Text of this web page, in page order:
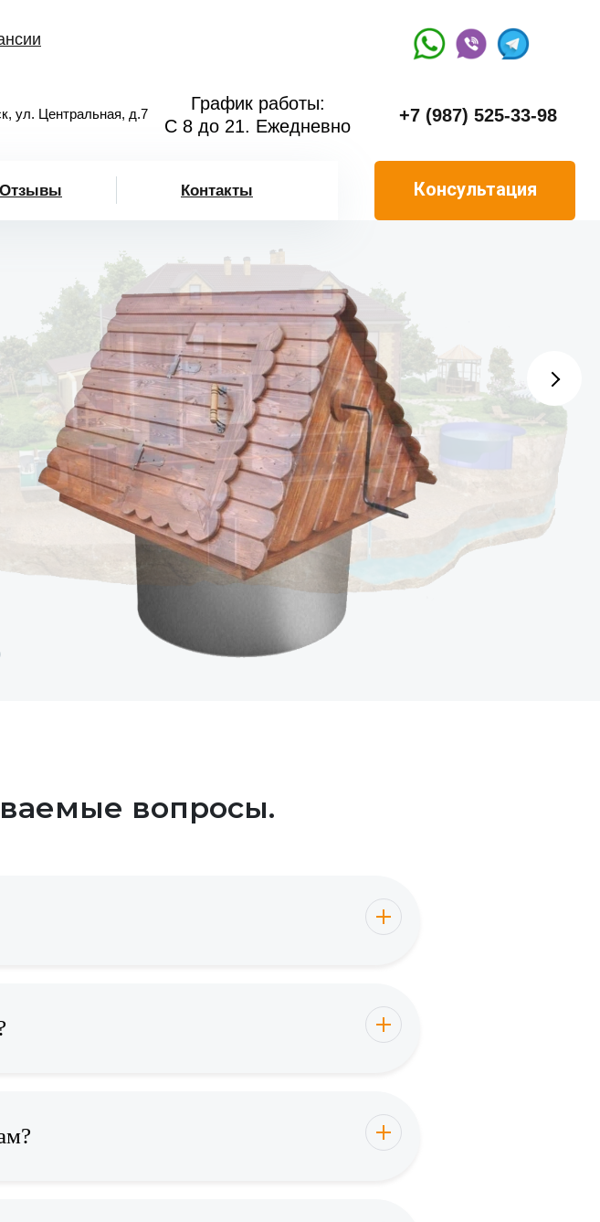
ул. Центральная, д.7
График работы:
С 8 до 21. Ежедневно
+7 (987) 525-33-98
Отзывы Контакты Консультация
вопросы.